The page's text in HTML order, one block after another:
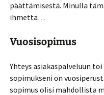
päättämisestä. Minulla
ihmettä…
Vuosisopimus
Yhteys asiakaspalveluun
sopimukseni on
sopimus olisi mahdollista